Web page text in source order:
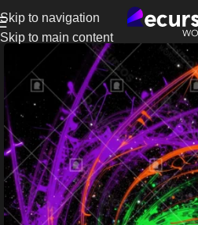
Skip to navigation
Skip to main content